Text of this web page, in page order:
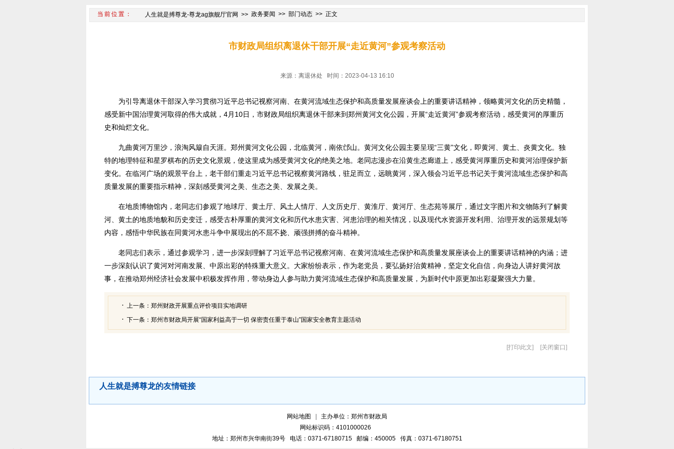
人生就是搏尊龙-尊龙ag旗舰厅官网 政务要闻 部门动态 正文
市财政局组织离退休干部开展“走近黄河”参观考察活动
来源：离退休处 时间：2023-04-13 16:10
为引导离退休干部深入学习贯彻习近平总书记视察河南、在黄河流域生态保护和高质量发展座谈会上的重要讲话精神，领略黄河文化的历史精髓，
感受新中国治理黄河取得的伟大成就，4月10日，市财政局组织离退休干部来到郑州黄河文化公园，开展“走近黄河”参观考察活动，感受黄河的厚重历
史和灿烂文化。
九曲黄河万里沙，浪淘风簸自天涯。郑州黄河文化公园，北临黄河，南依邙山。黄河文化公园主要呈现“三黄”文化，即黄河、黄土、炎黄文化。独
特的地理特征和星罗棋布的历史文化景观，使这里成为感受黄河文化的绝美之地。老同志漫步在沿黄生态廊道上，感受黄河厚重历史和黄河治理保护新
变化。在临河广场的观景平台上，老干部们重走习近平总书记视察黄河路线，驻足而立，远眺黄河，深入领会习近平总书记关于黄河流域生态保护和高
质量发展的重要指示精神，深刻感受黄河之美、生态之美、发展之美。
在地质博物馆内，老同志们参观了地球厅、黄土厅、风土人情厅、人文历史厅、黄淮厅、黄河厅、生态苑等展厅，通过文字图片和文物陈列了解黄
河、黄土的地质地貌和历史变迁，感受古朴厚重的黄河文化和历代水患灾害、河患治理的相关情况，以及现代水资源开发利用、治理开发的远景规划等
内容，感悟中华民族在同黄河水患斗争中展现出的不屈不挠、顽强拼搏的奋斗精神。
老同志们表示，通过参观学习，进一步深刻理解了习近平总书记视察河南、在黄河流域生态保护和高质量发展座谈会上的重要讲话精神的内涵；进
一步深刻认识了黄河对河南发展、中原出彩的特殊重大意义。大家纷纷表示，作为老党员，要弘扬好治黄精神，坚定文化自信，向身边人讲好黄河故
事，在推动郑州经济社会发展中积极发挥作用，带动身边人参与助力黄河流域生态保护和高质量发展，为新时代中原更加出彩凝聚强大力量。
上一条： 郑州财政开展重点评价项目实地调研
下一条： 郑州市财政局开展“国家利益高于一切 保密责任重于泰山”国家安全教育主题活动
打印此文 关闭窗口
人生就是搏尊龙的友情链接
网站地图
主办单位：郑州市财政局
网站标识码：4101000026
地址：郑州市兴华南街39号
电话：0371-67180715 邮编：450005 传真：0371-67180751